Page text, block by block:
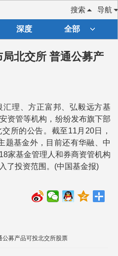
导航
搜索
深度 全部
北交所 普通公募产
理、方正富邦、弘毅远方基
资管等机构，纷纷发布旗下部
所的公告。截至11月20日，
题基金外，目前还有华融、中
家基金管理人和券商资管机构
了投资范围。(中国基金报)
公募产品可投北交所股票